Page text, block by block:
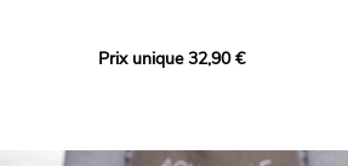
élégante composition de lys blancs signée
Prix unique 32,90 €